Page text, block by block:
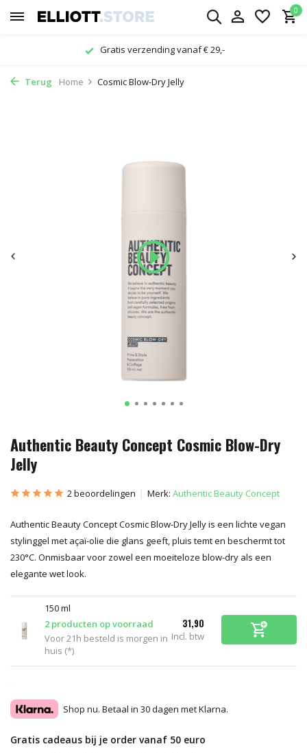
0
Gratis verzending vanaf € 29,-
Terug Home Cosmic Blow-Dry Jelly
Authentic Beauty Concept Cosmic Blow-Dry
Jelly
2 beoordelingen Merk: Authentic Beauty Concept
Authentic Beauty Concept Cosmic Blow-Dry Jelly is een lichte vegan
stylinggel met açaï-olie die glans geeft, pluis temt en beschermt tot
230°C. Onmisbaar voor zowel een moeiteloze blow-dry als een
elegante wet look.
150 ml
2 producten op voorraad
Voor 21h besteld is morgen in
huis (*)
31,90
Incl. btw
Shop nu. Betaal in 30 dagen met Klarna.
Gratis cadeaus bij je order vanaf 50 euro